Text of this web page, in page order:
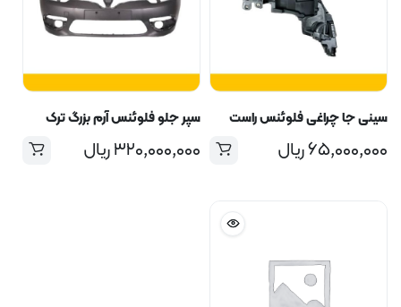
سینی جا چراغی فلوئنس راست
۶۵,۰۰۰,۰۰۰ریال
سپر جلو فلوئنس آرم بزرگ ترک
۳۲۰,۰۰۰,۰۰۰ریال